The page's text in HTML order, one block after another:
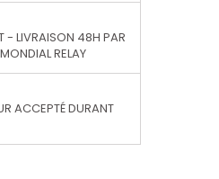
- LIVRAISON 48H PAR
RELAY
ACCEPTÉ DURANT